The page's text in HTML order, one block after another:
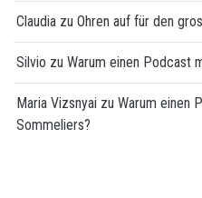
Claudia zu Ohren auf für den
Silvio zu Warum einen Podcast
Maria Vizsnyai zu Warum einen
Sommeliers?